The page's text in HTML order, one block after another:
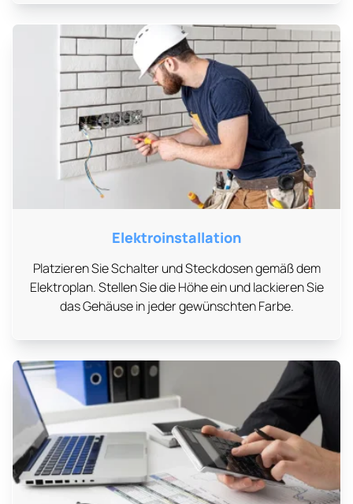
Elektroinstallation
Platzieren Sie Schalter und Steckdosen gemäß dem
Elektroplan. Stellen Sie die Höhe ein und lackieren Sie
das Gehäuse in jeder gewünschten Farbe.